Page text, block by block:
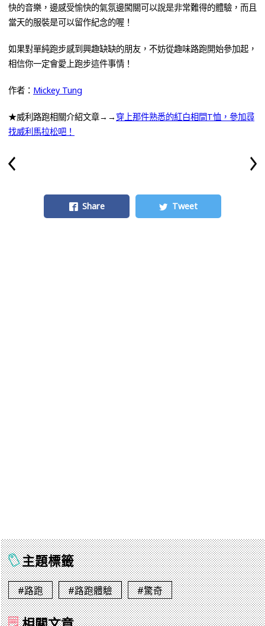
快的音樂，邊感受愉快的氣氛邊闖關可以說是非常難得的體驗，而且
當天的服裝是可以留作紀念的喔！
如果對單純跑步感到興趣缺缺的朋友，不妨從趣味路跑開始參加起，
相信你一定會愛上跑步這件事情！
作者： Mickey Tung
★威利路跑相關介紹文章→→ 穿上那件熟悉的紅白相間T恤，參加尋
找威利馬拉松吧！
Share Tweet
主題標籤
#路跑 #路跑體驗 #驚奇